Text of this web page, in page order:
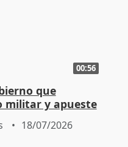
00:56
que
militar y apueste
18/07/2026